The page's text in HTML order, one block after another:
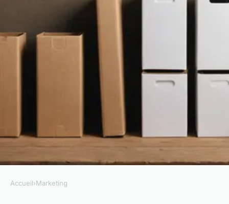
Accueil›Marketing